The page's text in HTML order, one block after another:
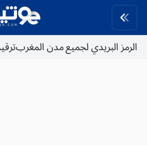
الرمز البريدي لجميع مدن المغرب